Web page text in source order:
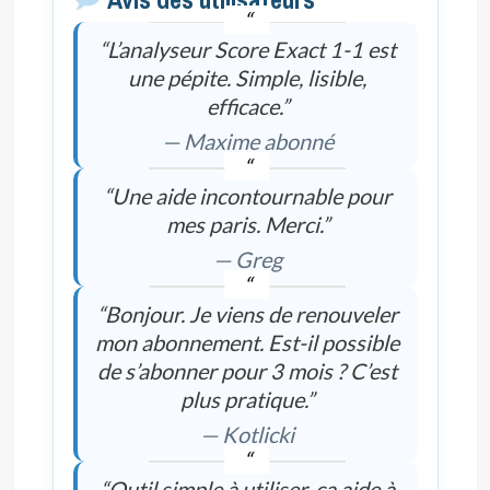
“L’analyseur Score Exact 1-1 est
une pépite. Simple, lisible,
efficace.”
— Maxime abonné
“Une aide incontournable pour
mes paris. Merci.”
— Greg
“Bonjour. Je viens de renouveler
mon abonnement. Est-il possible
de s’abonner pour 3 mois ? C’est
plus pratique.”
— Kotlicki